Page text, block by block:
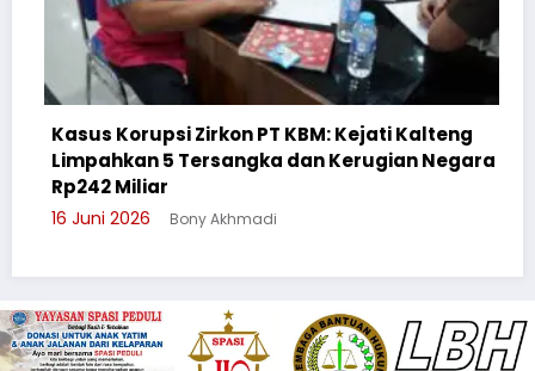
PT KBM: Kejati Kalteng
dan Kerugian Negara
Cegah Bullying, Sikum